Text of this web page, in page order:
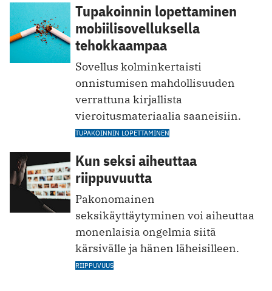
Tupakoinnin lopettaminen
mobiilisovelluksella
tehokkaampaa
Sovellus kolminkertaisti
onnistumisen mahdollisuuden
verrattuna kirjallista
vieroitusmateriaalia saaneisiin.
TUPAKOINNIN LOPETTAMINEN
Kun seksi aiheuttaa
riippuvuutta
Pakonomainen
seksikäyttäytyminen voi aiheuttaa
monenlaisia ongelmia siitä
kärsivälle ja hänen läheisilleen.
RIIPPUVUUS